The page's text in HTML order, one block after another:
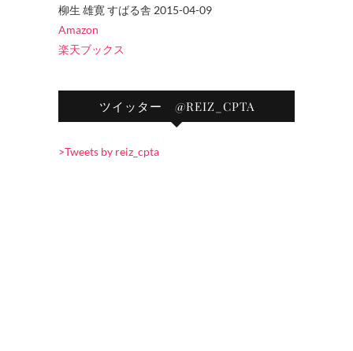
柳生 雄寛 すばる舎 2015-04-09
Amazon
楽天ブックス
ツイッター @REIZ_CPTA
>Tweets by reiz_cpta